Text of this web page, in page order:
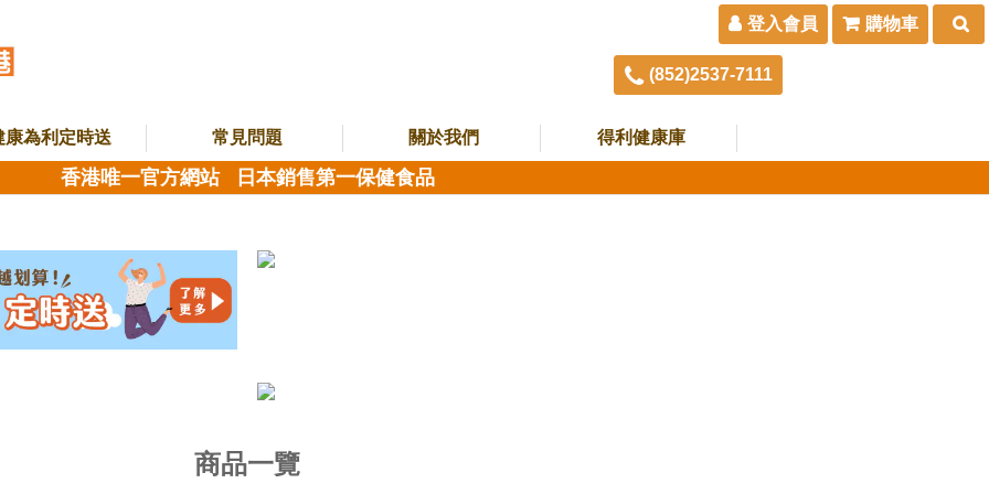
登入會員 購物車
(852)2537-7111
康為利定時送 常見問題 關於我們 得利健康庫
香港唯一官方網站 日本銷售第一保健食品
商品一覽